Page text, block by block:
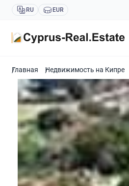
RU EUR
Главная Недвижимость на Кипре